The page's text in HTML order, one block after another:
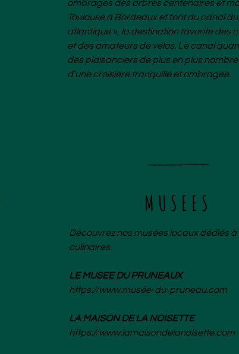
ombrages des arbres centenaires et
Toulouse à Bordeaux et font du canal
atlantique », la destination favorite des
et des amateurs de vélos. Le canal
des plaisanciers de plus en plus
d'une croisiére tranquille et ombragée.
MUSEES
Découvrez nos musées locaux dédiés
culinaires.
LE MUSEE DU PRUNEAUX
https://www.musée-du-pruneau.com
LA MAISON DE LA NOISETTE
https://www.lamaisondelanoisette.com